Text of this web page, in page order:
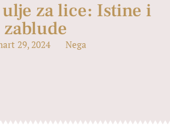
za lice: Istine i
zablude
29, 2024 Nega